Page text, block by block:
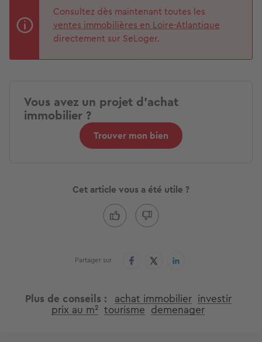
Consultez dès maintenant toutes les
ventes immobilières en Loire-Atlantique
directement sur SeLoger.
Vous avez un projet d'achat
immobilier ?
Trouver mon bien
Cet article vous a été utile ?
Partager sur
Plus de conseils achat immobilier investir
prix au m² tourisme demenager